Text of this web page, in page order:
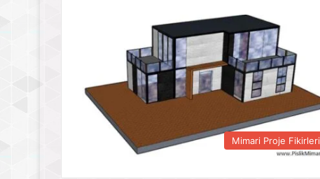
Mimari Proje Fikirleri